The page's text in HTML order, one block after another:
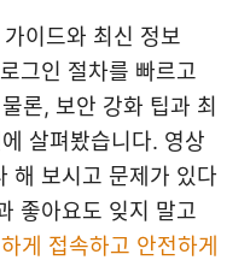
이드와 최신 정보
그인 절차를 빠르고
론, 보안 강화 팁과 최
살펴봤습니다. 영상
해 보시고 문제가 있다
좋아요도 잊지 말고
접속하고 안전하게